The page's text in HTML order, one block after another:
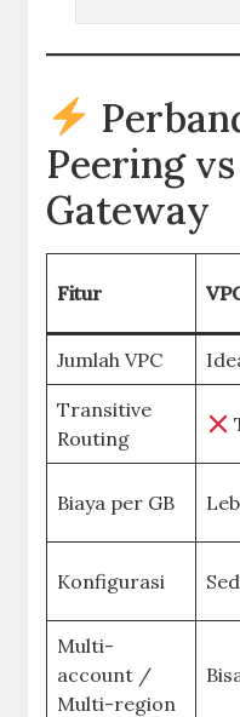
Peering
Gateway
Fitur
Jumlah VPC
Transitive
Routing
Biaya per GB
Konfigurasi
Multi-
account /
Multi-region